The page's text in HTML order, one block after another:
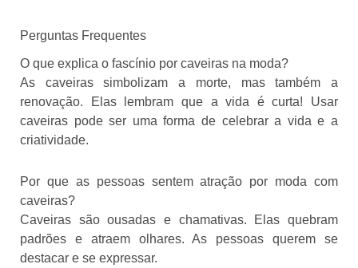
Perguntas Frequentes
O que explica o fascínio por caveiras na moda?
As caveiras simbolizam a morte, mas também a
renovação. Elas lembram que a vida é curta! Usar
caveiras pode ser uma forma de celebrar a vida e a
criatividade.
Por que as pessoas sentem atração por moda com
caveiras?
Caveiras são ousadas e chamativas. Elas quebram
padrões e atraem olhares. As pessoas querem se
destacar e se expressar.